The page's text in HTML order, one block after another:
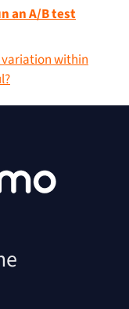
an A/B test
variation within